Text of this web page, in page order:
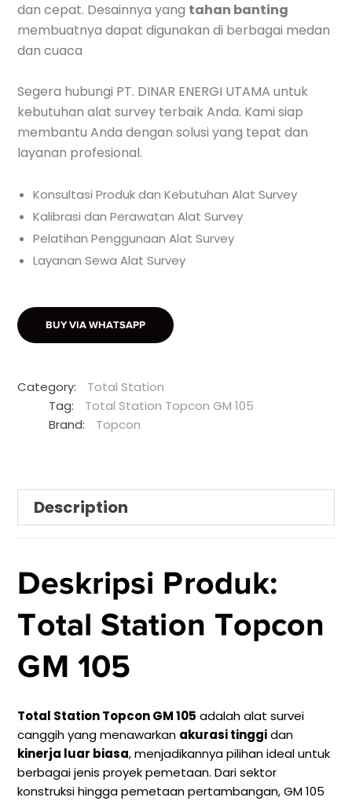
dan cepat. Desainnya yang tahan banting
membuatnya dapat digunakan di berbagai medan
dan cuaca
Segera hubungi PT. DINAR ENERGI UTAMA untuk
kebutuhan alat survey terbaik Anda. Kami siap
membantu Anda dengan solusi yang tepat dan
layanan profesional.
Konsultasi Produk dan Kebutuhan Alat Survey
Kalibrasi dan Perawatan Alat Survey
Pelatihan Penggunaan Alat Survey
Layanan Sewa Alat Survey
BUY VIA WHATSAPP
Category:
Total Station
Tag:
Total Station Topcon GM 105
Brand:
Topcon
Description
Deskripsi Produk:
Total Station Topcon
GM 105
Total Station Topcon GM 105 adalah alat survei
canggih yang menawarkan akurasi tinggidan
kinerja luar biasa, menjadikannya pilihan ideal untuk
berbagai jenis proyek pemetaan. Dari sektor
konstruksi hingga pemetaan pertambangan, GM 105